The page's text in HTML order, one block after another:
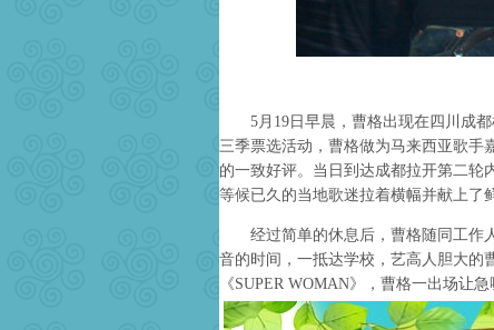
5月19日早晨，曹格出现在四川成都
三季票选活动，曹格做为马来西亚歌手
的一致好评。当日到达成都拉开第二轮
等候已久的当地歌迷拉着横幅并献上了
经过简单的休息后，曹格随同工作
音的时间，一抵达学校，艺高人胆大的
《SUPER WOMAN》，曹格一出场让